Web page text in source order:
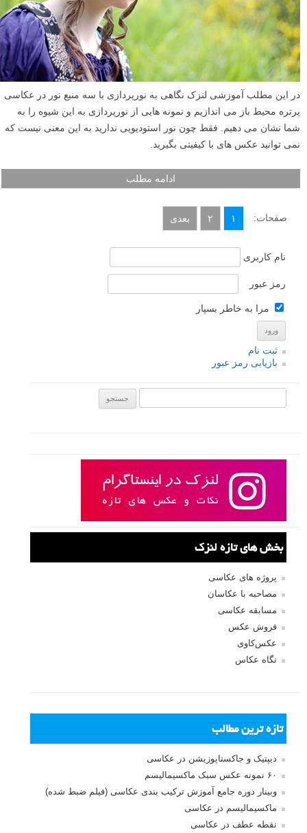
در این مطلب آموزشی لنزک نگاهی به نورپردازی با سه منبع نور در عکاسی
پرتره محیط باز می اندازیم و نمونه هایی از نورپردازی به این شیوه را به
شما نشان می دهیم. فقط چون نور استودیویی ندارید به این معنی نیست که
نمی توانید عکس های با کیفیتی بگیرید.
ادامه مطلب
صفحات: ۱ ۲ بعدی
نام کاربری
رمز عبور
مرا به خاطر بسپار
ثبت نام
بازیابی رمز عبور
بخش های تازه لنزک
پروژه های عکاسی
مصاحبه با عکاسان
مسابقه عکاسی
فروش عکس
عکس‌کاوی
نگاه عکاس
تازه ترین مطالب
دیپتیک و جاکستا‌پوزیشن در عکاسی
۶۰ نمونه عکس سبک ماکسیمالیسم
وبینار دوره جامع آموزش ترکیب بندی عکاسی (فیلم ضبط شده)
ماکسیمالیسم در عکاسی
نقطه عطف در عکاسی